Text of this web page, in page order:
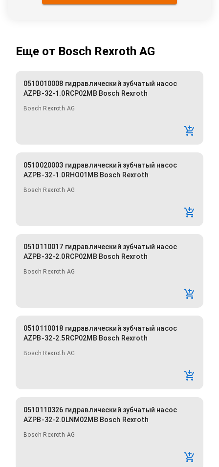
Еще от Bosch Rexroth AG
0510010008 гидравлический зубчатый насос
AZPB-32-1.0RCP02MB Bosch Rexroth
Bosch Rexroth AG
0510020003 гидравлический зубчатый насос
AZPB-32-1.0RHO01MB Bosch Rexroth
Bosch Rexroth AG
0510110017 гидравлический зубчатый насос
AZPB-32-2.0RCP02MB Bosch Rexroth
Bosch Rexroth AG
0510110018 гидравлический зубчатый насос
AZPB-32-2.5RCP02MB Bosch Rexroth
Bosch Rexroth AG
0510110326 гидравлический зубчатый насос
AZPB-32-2.0LNM02MB Bosch Rexroth
Bosch Rexroth AG